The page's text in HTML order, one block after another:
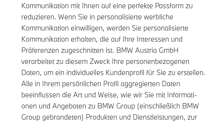
Kommunikation mit Ihnen auf eine perfekte Passform zu
reduzieren. Wenn Sie in personalisierte werbliche
Kommunikation einwilligen, werden Sie personalisierte
Kommunikation erhalten, die auf Ihre Interessen und
Präferenzen zugeschnitten ist. BMW Austria GmbH
verarbeitet zu diesem Zweck Ihre personenbezogenen
Daten, um ein individuelles Kundenprofil für Sie zu erstellen.
Alle in Ihrem persönlichen Profil aggregierten Daten
beeinflussen die Art und Weise, wie wir Sie mit Informati-
onen und Angeboten zu BMW Group (einschließlich BMW
Group gebrandeten) Produkten und Dienstleistungen, zur